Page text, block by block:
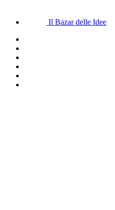
Il Bazar delle Idee